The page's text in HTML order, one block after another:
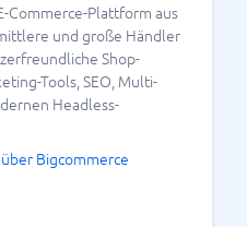
Commerce-Plattform aus
und große Händler
Shop-
Tools, SEO, Multi-
Headless-
Bigcommerce